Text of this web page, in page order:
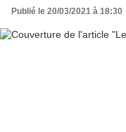
Publié le 20/03/2021 à 18:30